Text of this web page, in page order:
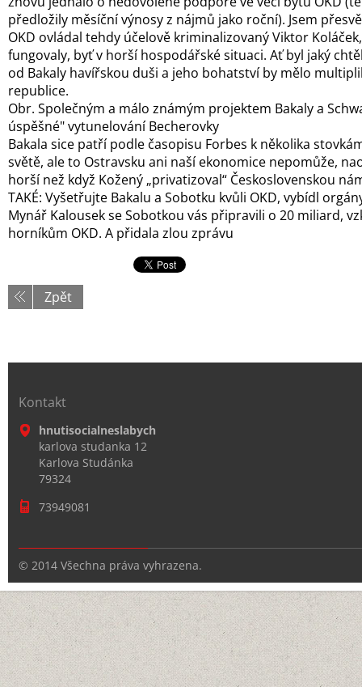
předložily měsíční výnosy z nájmů jako roční). Jsem
OKD ovládal tehdy účelově kriminalizovaný Viktor
fungovaly, byť v horší hospodářské situaci. Ať byl jaký
od Bakaly havířskou duši a jeho bohatství by mělo
republice.
Obr. Společným a málo známým projektem Bakaly a
úspěšné" vytunelování Becherovky
Bakala sice patří podle časopisu Forbes k několika
světě, ale to Ostravsku ani naší ekonomice nepomůže,
horší než když Kožený „privatizoval“ Československou
TAKÉ: Vyšetřujte Bakalu a Sobotku kvůli OKD, vybídl
Mynář Kalousek se Sobotkou vás připravili o 20 miliard,
horníkům OKD. A přidala zlou zprávu
Zpět
Kontakt
hnutisocialneslabych
karlova studanka 12
Karlova Studánka
79324
73949081
© 2014 Všechna práva vyhrazena.